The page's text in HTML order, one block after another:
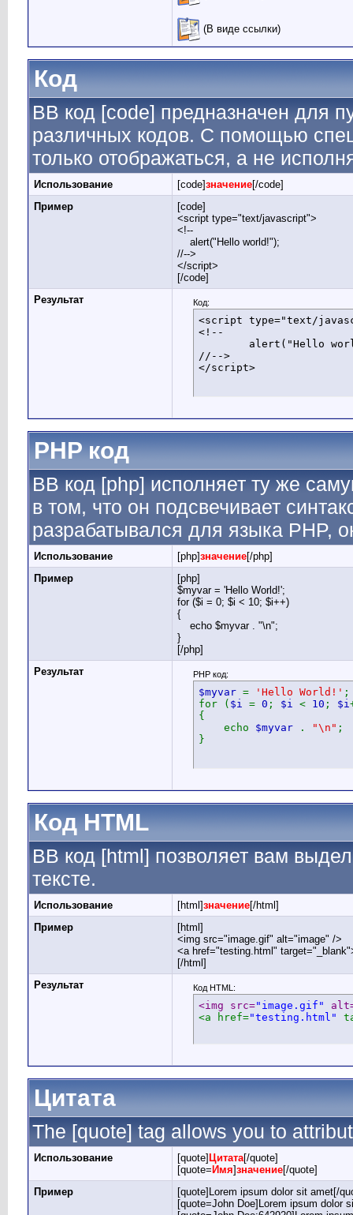
(В виде ссылки)
Код
BB код [code] предназначен для
различных кодов. С помощью
только отображаться, а не
Использование [code]значение[/code]
Пример
[code]
<script type="text/javascript">
<!--
alert("Hello world!");
//-->
</script>
[/code]
Результат
Код:
<script type="text/
<!--
//-->
</script>
PHP код
BB код [php] исполняет ту же
в том, что он подсвечивает
разрабатывался для языка PHP,
Использование [php]значение[/php]
Пример
[php]
$myvar = 'Hello World!';
for ($i = 0; $i < 10; $i++)
{
echo $myvar . "\n";
}
[/php]
Результат
PHP код:
$myvar = 'Hello World!' ;
for ( $i = 0 ; $i < 10 ; $i
{
echo $myvar . "\n" ;
}
Код HTML
BB код [html] позволяет вам
тексте.
Использование [html]значение[/html]
Пример
[html]
<img src="image.gif" alt="image" />
<a href="testing.html"
[/html]
Результат
Код HTML:
<img src="image.gif"
<a href="testing.html"
Цитата
The [quote] tag allows you to
Использование [quote] Цитата[/quote]
[quote= Имя]значение[/quote]
Пример
[quote]Lorem ipsum dolor sit amet[/
[quote=John Doe]Lorem ipsum dolor